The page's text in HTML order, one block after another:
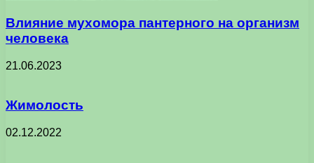
Влияние мухомора пантерного на организм
человека
21.06.2023
Жимолость
02.12.2022